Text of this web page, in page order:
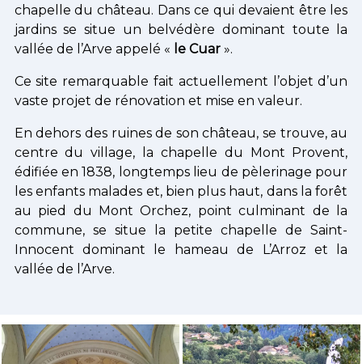
chapelle du château. Dans ce qui devaient être les
jardins se situe un belvédère dominant toute la
vallée de l’Arve appelé « le Cuar».
Ce site remarquable fait actuellement l’objet d’un
vaste projet de rénovation et mise en valeur.
En dehors des ruines de son château, se trouve, au
centre du village, la chapelle du Mont Provent,
édifiée en 1838, longtemps lieu de pèlerinage pour
les enfants malades et, bien plus haut, dans la forêt
au pied du Mont Orchez, point culminant de la
commune, se situe la petite chapelle de Saint-
Innocent dominant le hameau de L’Arroz et la
vallée de l’Arve.